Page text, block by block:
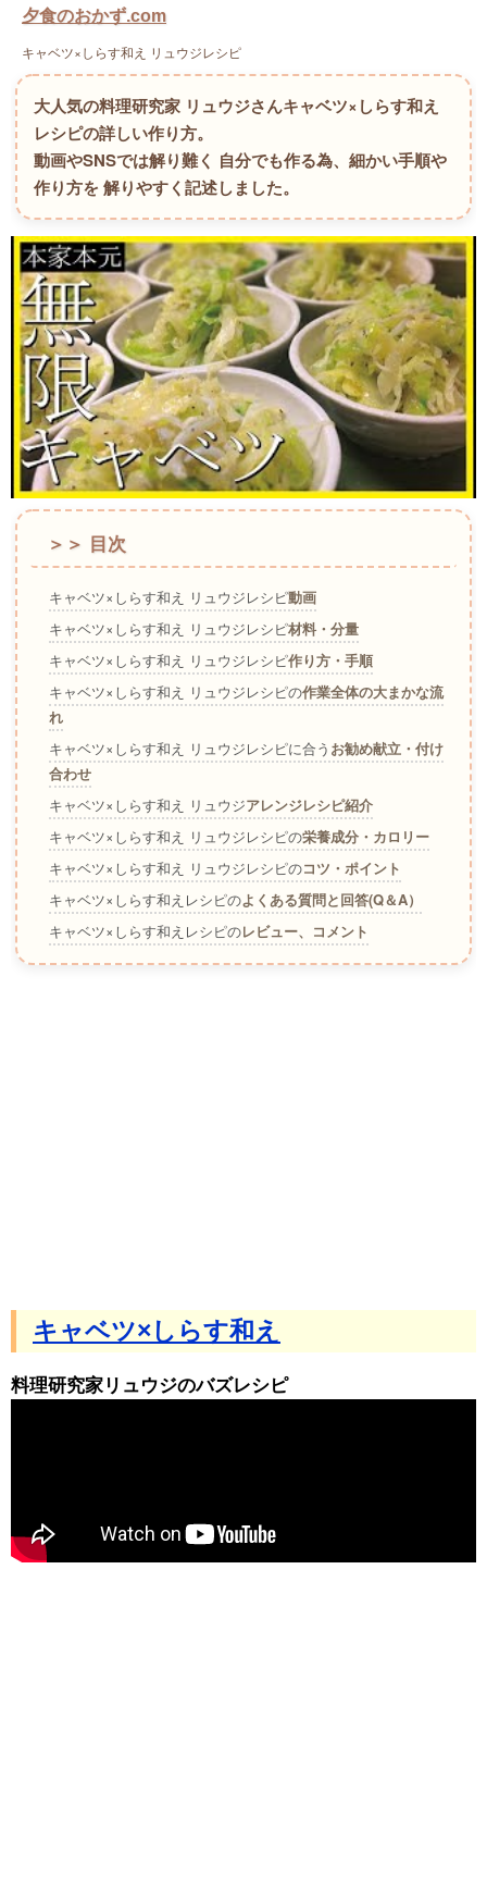
夕食のおかず.com
キャベツ×しらす和え リュウジレシピ
大人気の料理研究家 リュウジさんキャベツ×しらす和え
レシピの詳しい作り方。
動画やSNSでは解り難く 自分でも作る為、細かい手順や
作り方を 解りやすく記述しました。
＞＞ 目次
キャベツ×しらす和え リュウジレシピ動画
キャベツ×しらす和え リュウジレシピ材料・分量
キャベツ×しらす和え リュウジレシピ作り方・手順
キャベツ×しらす和え リュウジレシピの作業全体の大まかな流
れ
キャベツ×しらす和え リュウジレシピに合う お勧め献立・付け
合わせ
キャベツ×しらす和え リュウジアレンジレシピ紹介
キャベツ×しらす和え リュウジレシピの栄養成分・カロリー
キャベツ×しらす和え リュウジレシピのコツ・ポイント
キャベツ×しらす和えレシピのよくある質問と回答(Q＆A）
キャベツ×しらす和えレシピのレビュー、コメント
キャベツ×しらす和え
料理研究家リュウジのバズレシピ